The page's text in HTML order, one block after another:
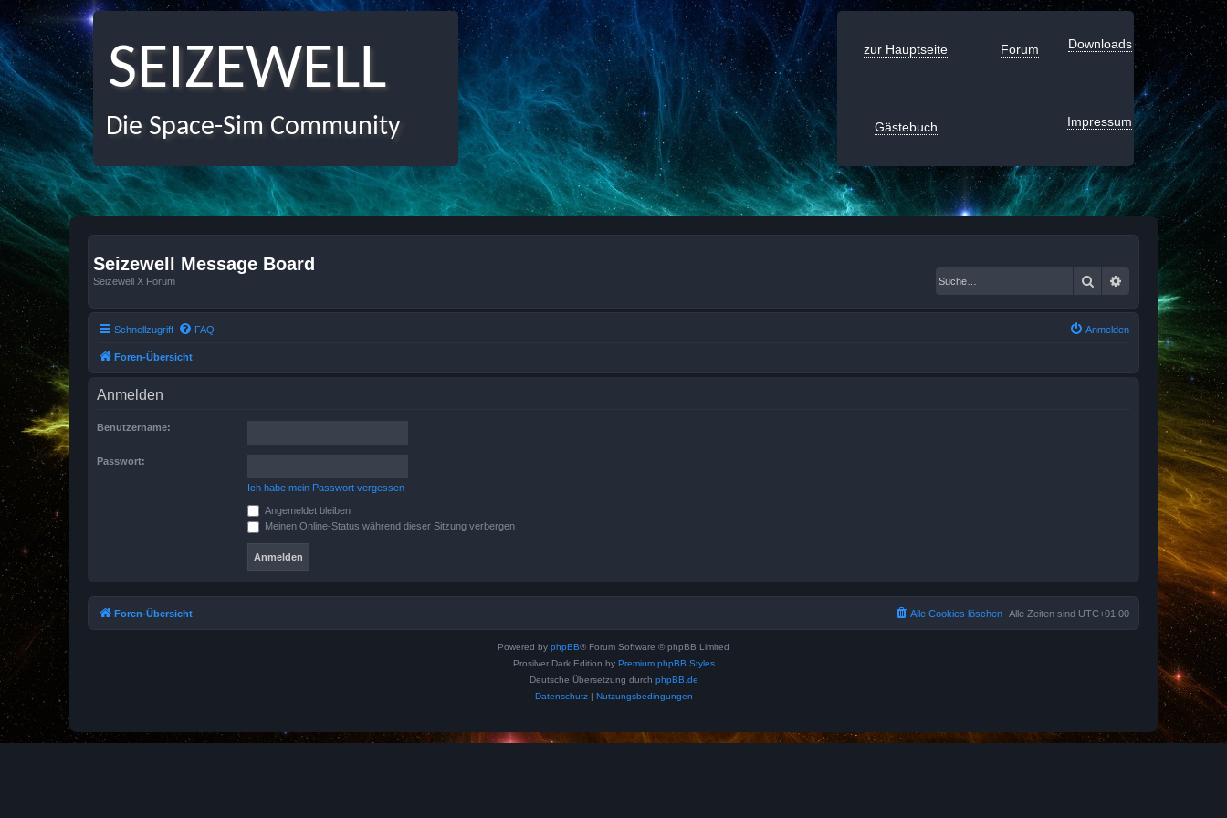
SEIZEWELL
Die Space-Sim Community
zur Hauptseite Forum Downloads
Gästebuch Impressum
Seizewell Message Board
Seizewell X Forum Suche Erweiterte Suche
Schnellzugriff FAQ Anmelden
Foren-Übersicht
Anmelden
Benutzername:
Passwort:
Ich habe mein Passwort vergessen
Angemeldet bleiben
Meinen Online-Status während dieser Sitzung verbergen
Foren-Übersicht Alle Zeiten sind UTC+01:00
Alle Cookies löschen
Powered by phpBB® Forum Software © phpBB Limited
Prosilver Dark Edition by Premium phpBB Styles
Deutsche Übersetzung durch phpBB.de
Datenschutz| Nutzungsbedingungen